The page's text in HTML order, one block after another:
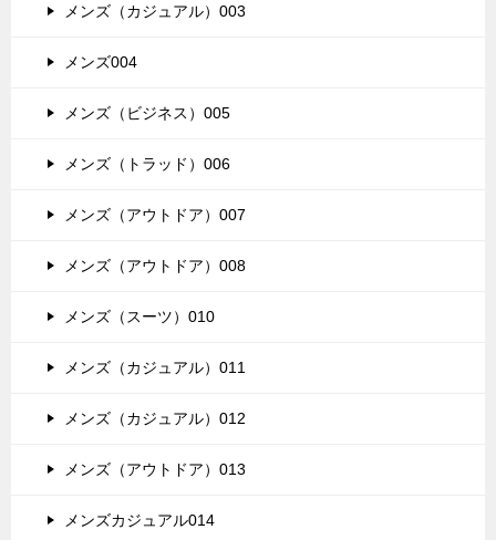
メンズ（カジュアル）003
メンズ004
メンズ（ビジネス）005
メンズ（トラッド）006
メンズ（アウトドア）007
メンズ（アウトドア）008
メンズ（スーツ）010
メンズ（カジュアル）011
メンズ（カジュアル）012
メンズ（アウトドア）013
メンズカジュアル014